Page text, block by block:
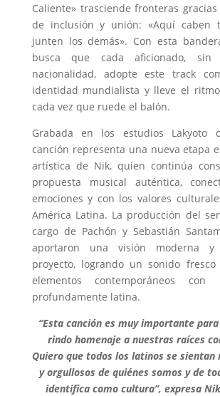
Caliente» trasciende fronteras
de inclusión y unión: «Aquí caben
junten los demás». Con esta
busca que cada aficionado, sin
nacionalidad, adopte este track
identidad mundialista y lleve el
cada vez que ruede el balón.
Grabada en los estudios Lakyoto
canción representa una nueva etapa
artística de Nik, quien continúa
propuesta musical auténtica,
emociones y con los valores
América Latina. La producción del
cargo de Pachón y Sebastián
aportaron una visión moderna
proyecto, logrando un sonido
elementos contemporáneos con
profundamente latina.
“Esta canción es muy importante
rindo homenaje a nuestras raíces
Quiero que todos los latinos se sientan
y orgullosos de quiénes somos y de
identifica como cultura”, expresa